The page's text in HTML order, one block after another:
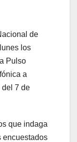
de
los
Pulso
a
del 7 de
que indaga
encuestados